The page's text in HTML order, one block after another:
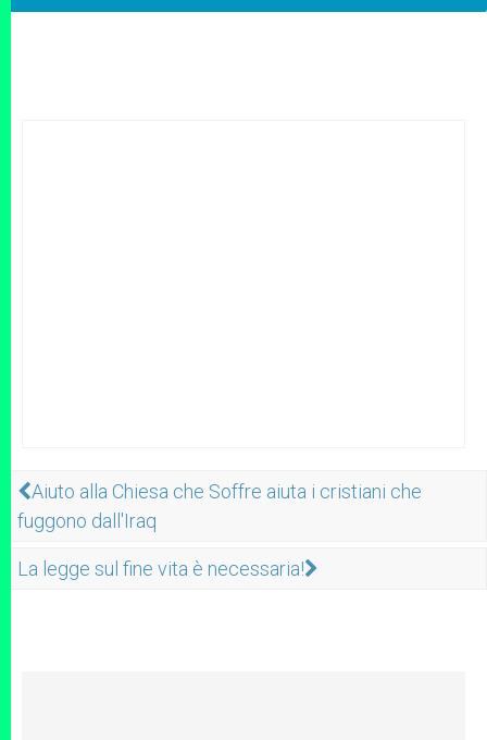
Aiuto alla Chiesa che Soffre aiuta i cristiani che
fuggono dall'Iraq
La legge sul fine vita è necessaria!